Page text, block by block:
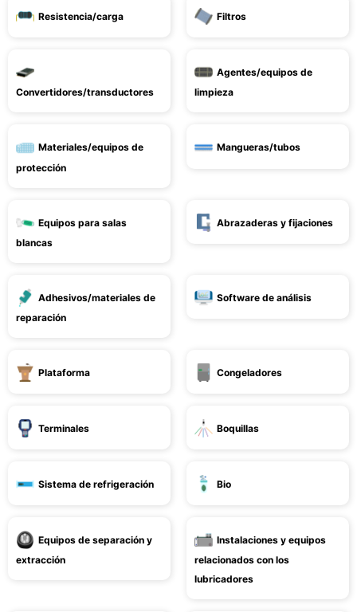
Resistencia/carga Filtros
Convertidores/transductores
Agentes/equipos de
limpieza
Materiales/equipos de
protección
Mangueras/tubos
Equipos para salas
blancas
Abrazaderas y fijaciones
Adhesivos/materiales de
reparación
Software de análisis
Plataforma Congeladores
Terminales Boquillas
Sistema de refrigeración Bio
Equipos de separación y
extracción
Instalaciones y equipos
relacionados con los
lubricadores